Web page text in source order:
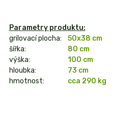
Parametry produktu:
grilovací plocha:
50x38 cm
šířka:
80 cm
výška:
100 cm
hloubka:
73 cm
hmotnost:
cca 290 kg